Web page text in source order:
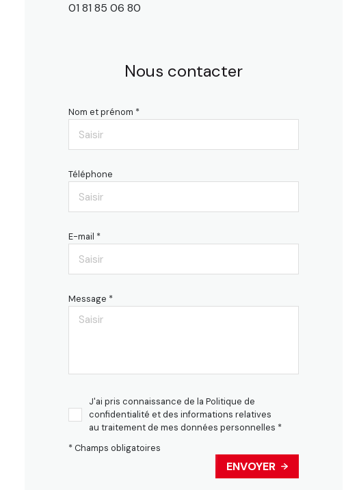
01 81 85 06 80
Nous contacter
Nom et prénom *
Téléphone
E-mail *
Message *
J'ai pris connaissance de la Politique de
confidentialité et des informations relatives
au traitement de mes données personnelles *
* Champs obligatoires
ENVOYER